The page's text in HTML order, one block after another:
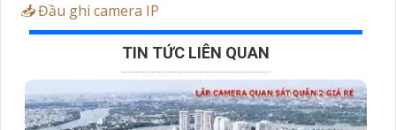
📥Đầu ghi camera IP
TIN TỨC LIÊN QUAN